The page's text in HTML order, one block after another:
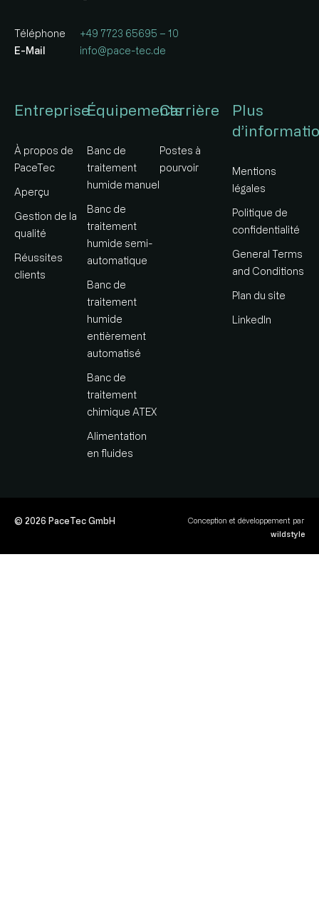
Téléphone
E-Mail
+49 7723 65695 – 10
info@pace-tec.de
Entreprise
À propos de
PaceTec
Aperçu
Gestion de la
qualité
Réussites
clients
Équipements
Banc de
traitement
humide manuel
Banc de
traitement
humide semi-
automatique
Banc de
traitement
humide
entièrement
automatisé
Banc de
traitement
chimique ATEX
Alimentation
en fluides
Carrière
Postes à
pourvoir
Plus
Mentions
légales
Politique de
confidentialité
General Terms
and Conditions
Plan du site
LinkedIn
© 2026 PaceTec GmbH
Conception et développement par
wildstyle